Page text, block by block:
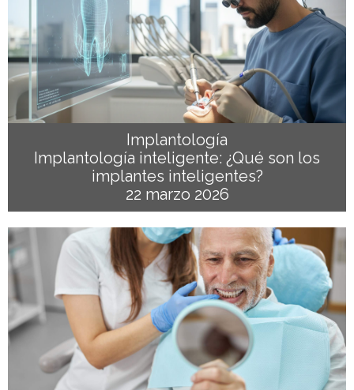
Implantología
Implantología inteligente: ¿Qué son los
implantes inteligentes?
22 marzo 2026